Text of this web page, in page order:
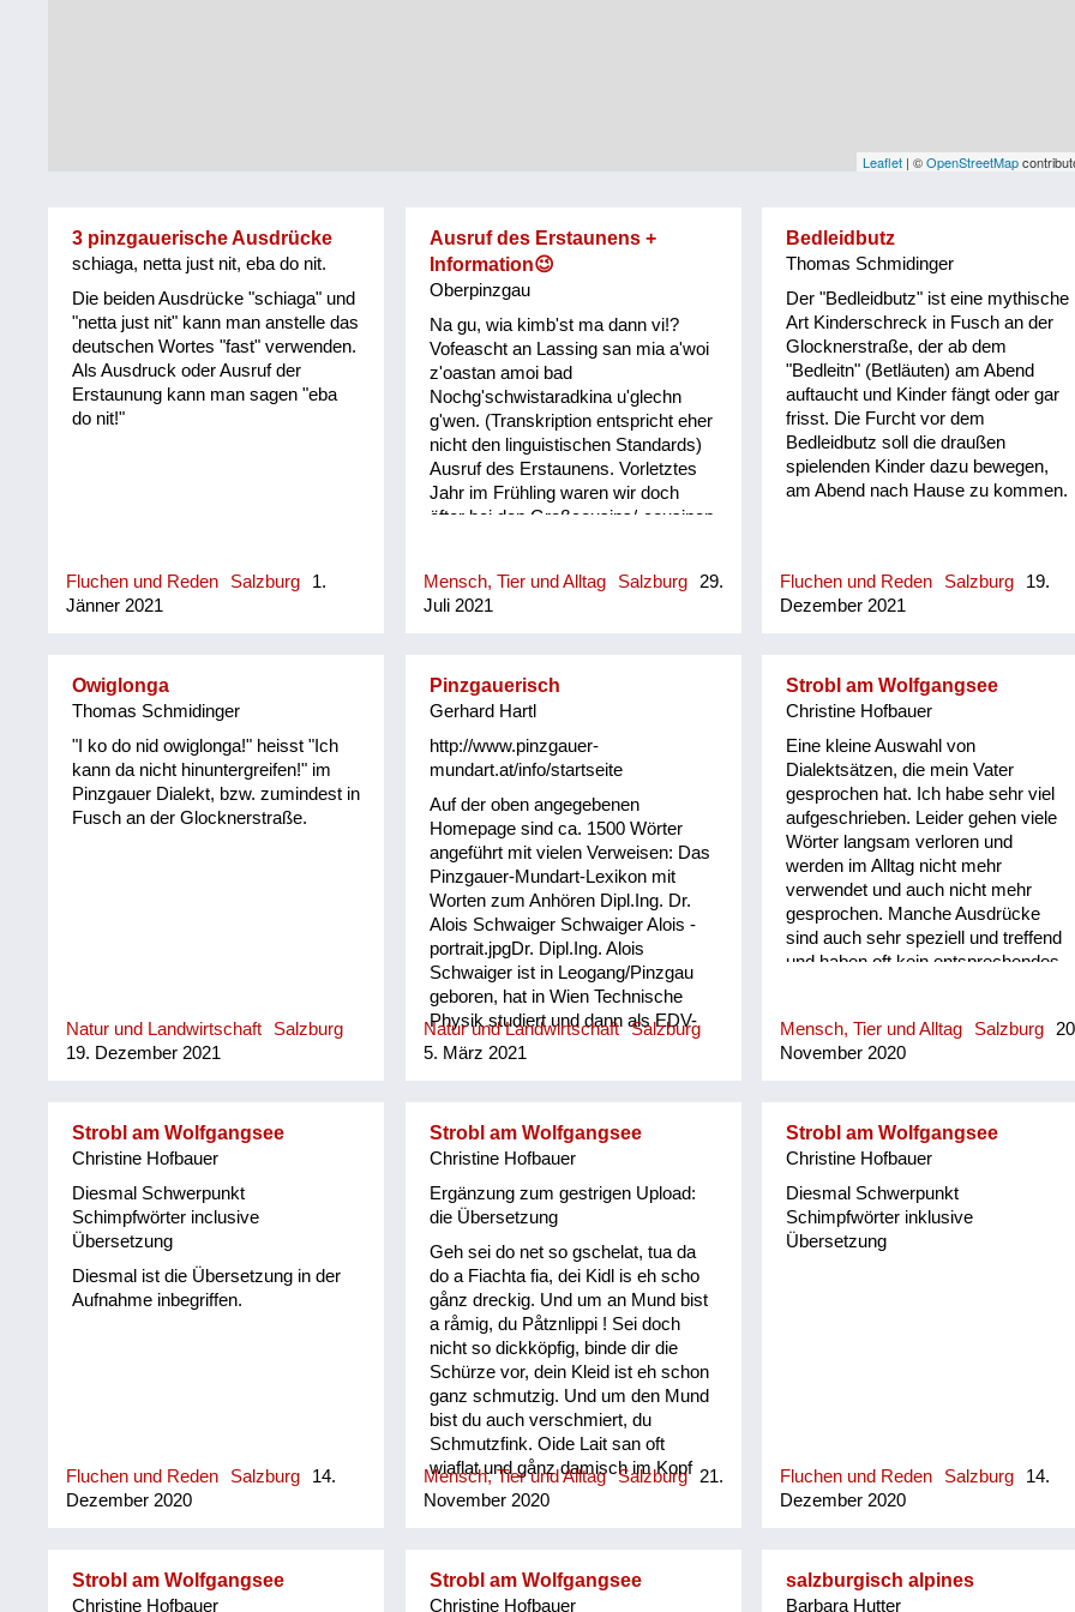
Leaflet | ©OpenStreetMap
3 pinzgauerische Ausdrücke
schiaga, netta just nit, eba do nit.
Die beiden Ausdrücke "schiaga" und
"netta just nit" kann man anstelle das
deutschen Wortes "fast" verwenden.
Als Ausdruck oder Ausruf der
Erstaunung kann man sagen "eba
do nit!"
Fluchen und Reden Salzburg
1.
Jänner 2021
Ausruf des Erstaunens +
Information😉
Oberpinzgau
Na gu, wia kimb'st ma dann vi!?
Vofeascht an Lassing san mia a'woi
z'oastan amoi bad
Nochg'schwistaradkina u'glechn
g'wen. (Transkription entspricht eher
nicht den linguistischen Standards)
Ausruf des Erstaunens. Vorletztes
Jahr im Frühling waren wir doch
öfter bei den Großcousins/-cousinen
sondern, dass man dort zu tun hatte
bzw. die dortige Anwesenheit einen
Mensch, Tier und Alltag Salzburg
29.
Juli 2021
Bedleidbutz
Thomas Schmidinger
Der "Bedleidbutz" ist eine mythische
Art Kinderschreck in Fusch an der
Glocknerstraße, der ab dem
"Bedleitn" (Betläuten) am Abend
auftaucht und Kinder fängt oder gar
frisst. Die Furcht vor dem
Bedleidbutz soll die draußen
spielenden Kinder dazu bewegen,
am Abend nach Hause zu kommen.
Fluchen und Reden Salzburg
19.
Dezember 2021
Owiglonga
Thomas Schmidinger
"I ko do nid owiglonga!" heisst "Ich
kann da nicht hinuntergreifen!" im
Pinzgauer Dialekt, bzw. zumindest in
Fusch an der Glocknerstraße.
Natur und Landwirtschaft
Salzburg
19. Dezember 2021
Pinzgauerisch
Gerhard Hartl
http://www.pinzgauer-
mundart.at/info/startseite
Auf der oben angegebenen
Homepage sind ca. 1500 Wörter
angeführt mit vielen Verweisen: Das
Pinzgauer-Mundart-Lexikon mit
Worten zum Anhören Dipl.Ing. Dr.
Alois Schwaiger Schwaiger Alois -
portrait.jpgDr. Dipl.Ing. Alois
Schwaiger ist in Leogang/Pinzgau
geboren, hat in Wien Technische
Physik studiert und dann als EDV-
Leiter in Industrie und Versicherung
und einer umfassenden Datenbank.
(www.ortsgeschichte-leogang.at).
Die Pinzgauer Mundart ist seine
Muttersprache, denn beide Eltern
Kindheit und Schulzeit in Leogang in
den 1950-er Jahren war die Mundart
sehr gebräuchlich. Durch die von
ihm herausgegebenen "Pinzgauer
Gschichten und Bräuch" und
"Pinzgauer Reime, Sprüche und
Kuchltips" der Maria Almer
Mundartdichterin Gretl Widauer
(1999) wurde sein Interesse an
dieser Sprache geweckt und dabei
ein Lexikon mit 1500 Worten von
Natur und Landwirtschaft
Salzburg
5. März 2021
Strobl am Wolfgangsee
Christine Hofbauer
Eine kleine Auswahl von
Dialektsätzen, die mein Vater
gesprochen hat. Ich habe sehr viel
aufgeschrieben. Leider gehen viele
Wörter langsam verloren und
werden im Alltag nicht mehr
verwendet und auch nicht mehr
gesprochen. Manche Ausdrücke
sind auch sehr speziell und treffend
und haben oft kein entsprechendes
manches interessant, z. B. heißt
dålig auf schwedisch schlecht,
Mensch, Tier und Alltag Salzburg
November 2020
Strobl am Wolfgangsee
Christine Hofbauer
Diesmal Schwerpunkt
Schimpfwörter inclusive
Übersetzung
Diesmal ist die Übersetzung in der
Aufnahme inbegriffen.
Fluchen und Reden Salzburg
14.
Dezember 2020
Strobl am Wolfgangsee
Christine Hofbauer
Ergänzung zum gestrigen Upload:
die Übersetzung
Geh sei do net so gschelat, tua da
do a Fiachta fia, dei Kidl is eh scho
gånz dreckig. Und um an Mund bist
a råmig, du Påtznlippi ! Sei doch
nicht so dickköpfig, binde dir die
Schürze vor, dein Kleid ist eh schon
ganz schmutzig. Und um den Mund
bist du auch verschmiert, du
Schmutzfink. Oide Lait san oft
wiaflat und gånz damisch im Kopf
und san dån a recht haudig bonand ,
recht å. Alte Leute sind oft schwindlig
Mensch, Tier und Alltag Salzburg
21.
November 2020
Strobl am Wolfgangsee
Christine Hofbauer
Diesmal Schwerpunkt
Schimpfwörter inklusive
Übersetzung
Fluchen und Reden Salzburg
14.
Dezember 2020
Strobl am Wolfgangsee
Christine Hofbauer
Strobl am Wolfgangsee
Christine Hofbauer
salzburgisch alpines
Barbara Hutter